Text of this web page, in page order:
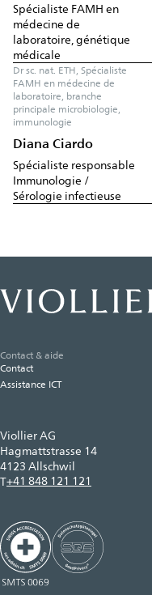
Spécialiste FAMH en
médecine de
laboratoire, génétique
médicale
Dr sc. nat. ETH, Spécialiste
FAMH en médecine de
laboratoire, branche
principale microbiologie,
immunologie
Diana Ciardo
Spécialiste responsable
Immunologie /
Sérologie infectieuse
Viollier AG
Hagmattstrasse 14
4123 Allschwil
T+41 848 121 121
Contact & aide
Contact
Assistance ICT